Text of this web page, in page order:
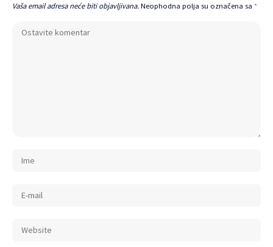
Vaša email adresa neće biti objavljivana. Neophodna polja su označena sa *